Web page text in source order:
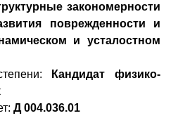
закономерности
поврежденности и
и усталостном
Кандидат физико-
Д 004.036.01